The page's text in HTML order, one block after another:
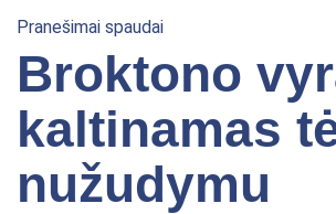
Pranešimai spaudai
Broktono
kaltinamas
nužudymu